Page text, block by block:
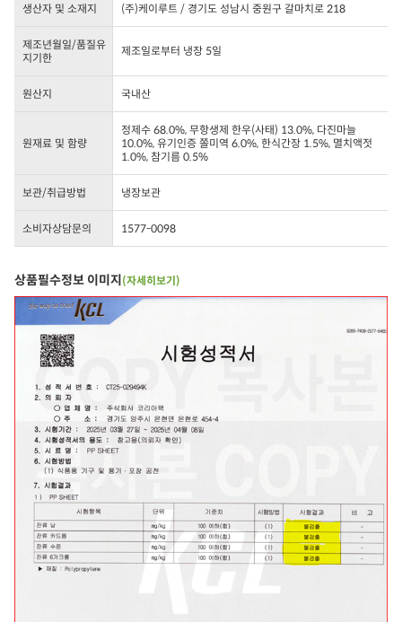
생산자 및 소재지 (주)케이루트 / 경기도 성남시 중원구 갈마치로 218
제조년월일/품질유
지기한
제조일로부터 냉장 5일
원산지 국내산
원재료 및 함량
정제수 68.0%, 무항생제 한우(사태) 13.0%, 다진마늘
10.0%, 유기인증 쫄미역 6.0%, 한식간장 1.5%, 멸치액젓
1.0%, 참기름 0.5%
보관/취급방법 냉장보관
소비자상담문의 1577-0098
상품필수정보 이미지 (자세히보기)